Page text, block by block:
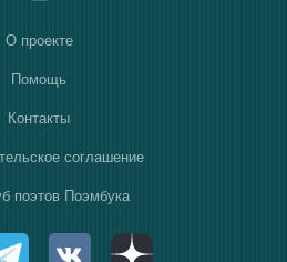
О проекте
Помощь
Контакты
соглашение
поэтов Поэмбука